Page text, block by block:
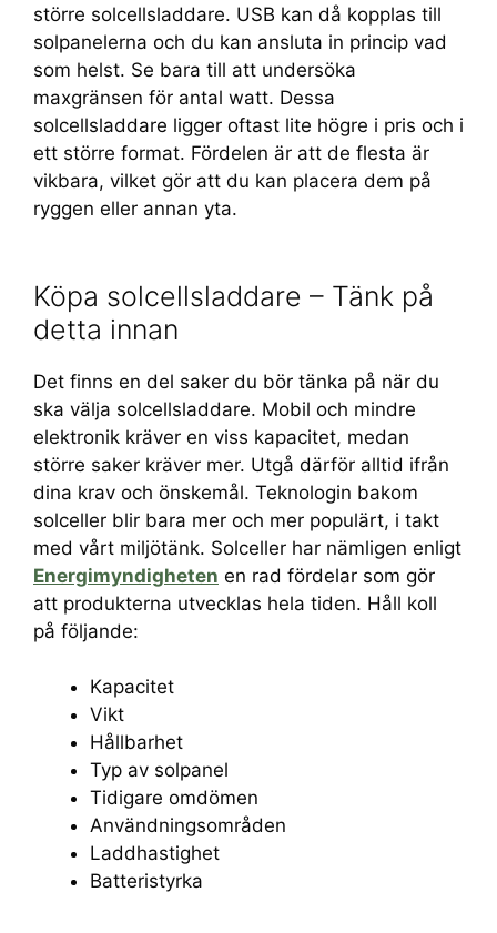
större solcellsladdare. USB kan då kopplas till
solpanelerna och du kan ansluta in princip vad
som helst. Se bara till att undersöka
maxgränsen för antal watt. Dessa
solcellsladdare ligger oftast lite högre i pris och i
ett större format. Fördelen är att de flesta är
vikbara, vilket gör att du kan placera dem på
ryggen eller annan yta.
Köpa solcellsladdare – Tänk på
detta innan
Det finns en del saker du bör tänka på när du
ska välja solcellsladdare. Mobil och mindre
elektronik kräver en viss kapacitet, medan
större saker kräver mer. Utgå därför alltid ifrån
dina krav och önskemål. Teknologin bakom
solceller blir bara mer och mer populärt, i takt
med vårt miljötänk. Solceller har nämligen enligt
Energimyndigheten en rad fördelar som gör
att produkterna utvecklas hela tiden. Håll koll
på följande:
Kapacitet
Vikt
Hållbarhet
Typ av solpanel
Tidigare omdömen
Användningsområden
Laddhastighet
Batteristyrka